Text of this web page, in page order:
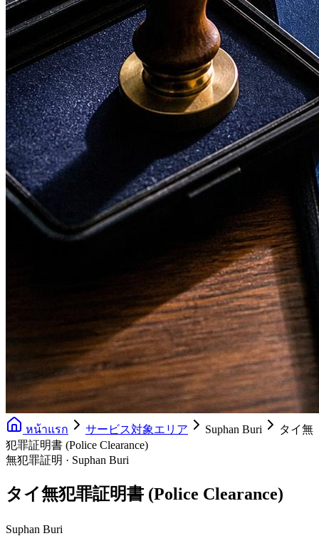
หน้าแรก サービス対象エリア Suphan Buri
タイ無
犯罪証明書 (Police Clearance)
無犯罪証明 · Suphan Buri
タイ無犯罪証明書 (Police Clearance)
Suphan Buri